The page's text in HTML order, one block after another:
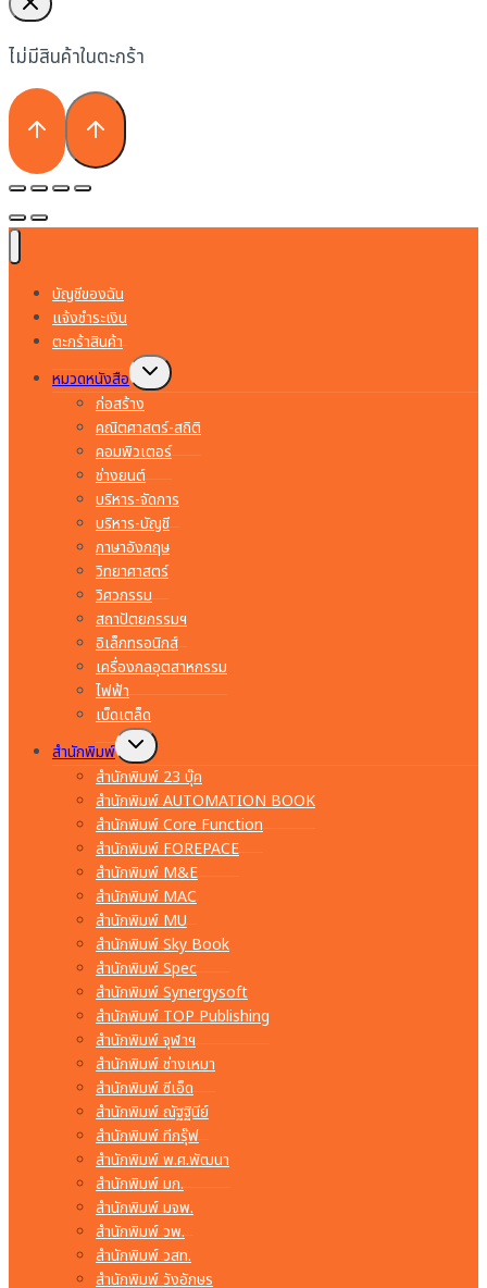
ไม่มีสินค้าในตะกร้า
บัญชีของฉัน
แจ้งชำระเงิน
ตะกร้าสินค้า
หมวดหนังสือ
Toggle
child
menu
ก่อสร้าง
คณิตศาสตร์-สถิติ
คอมพิวเตอร์
ช่างยนต์
บริหาร-จัดการ
บริหาร-บัญชี
ภาษาอังกฤษ
วิทยาศาสตร์
วิศวกรรม
สถาปัตยกรรมฯ
อิเล็กทรอนิกส์
เครื่องกลอุตสาหกรรม
ไฟฟ้า
เบ็ดเตล็ด
สำนักพิมพ์
Toggle
child
menu
สำนักพิมพ์ 23 บุ๊ค
สำนักพิมพ์ AUTOMATION BOOK
สำนักพิมพ์ Core Function
สำนักพิมพ์ FOREPACE
สำนักพิมพ์ M&E
สำนักพิมพ์ MAC
สำนักพิมพ์ MU
สำนักพิมพ์ Sky Book
สำนักพิมพ์ Spec
สำนักพิมพ์ Synergysoft
สำนักพิมพ์ TOP Publishing
สำนักพิมพ์ จุฬาฯ
สำนักพิมพ์ ช่างเหมา
สำนักพิมพ์ ซีเอ็ด
สำนักพิมพ์ ณัฐฐินีย์
สำนักพิมพ์ ทีกรุ๊ฟ
สำนักพิมพ์ พ.ศ.พัฒนา
สำนักพิมพ์ มก.
สำนักพิมพ์ มจพ.
สำนักพิมพ์ วพ.
สำนักพิมพ์ วสท.
สำนักพิมพ์ วังอักษร